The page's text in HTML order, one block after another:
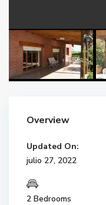
Overview
Updated On:
julio 27, 2022
2 Bedrooms